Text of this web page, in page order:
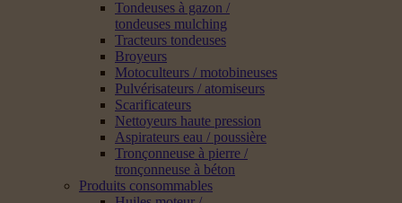
Tondeuses à gazon /
tondeuses mulching
Tracteurs tondeuses
Broyeurs
Motoculteurs / motobineuses
Pulvérisateurs / atomiseurs
Scarificateurs
Nettoyeurs haute pression
Aspirateurs eau / poussière
Tronçonneuse à pierre /
tronçonneuse à béton
Produits consommables